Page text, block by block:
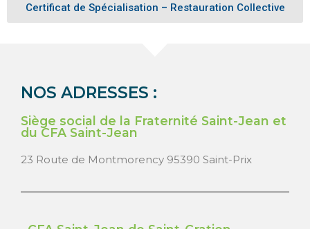
Certificat de Spécialisation – Restauration Collective
NOS ADRESSES :
Siège social de la Fraternité Saint-Jean et
du CFA Saint-Jean
23 Route de Montmorency 95390 Saint-Prix